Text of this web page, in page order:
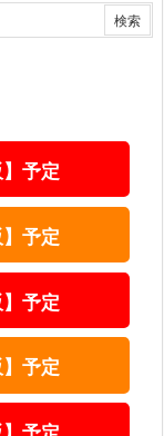
予定
予定
予定
予定